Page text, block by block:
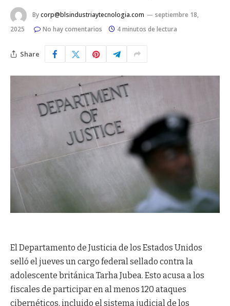
Bycorp@blsindustriaytecnologia.com
septiembre 18,
2025
No hay comentarios 4 minutos de lectura
Share
El Departamento de Justicia de los Estados Unidos
selló el jueves un cargo federal sellado contra la
adolescente británica Tarha Jubea. Esto acusa a los
fiscales de participar en al menos 120 ataques
cibernéticos, incluido el sistema judicial de los